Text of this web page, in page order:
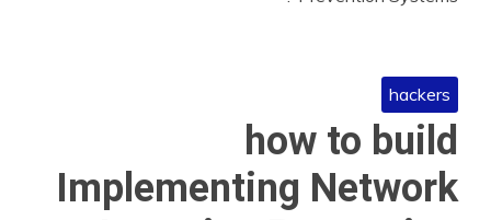
hackers
how to build
Implementing Network